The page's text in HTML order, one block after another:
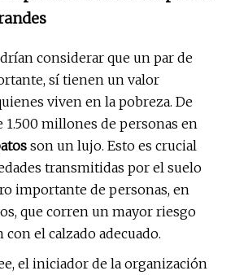
considerar que un par de
sí tienen un valor
viven en la pobreza. De
1.500 millones de personas en
son un lujo. Esto es crucial
transmitidas por el suelo
importante de personas, en
que corren un mayor riesgo
el calzado adecuado.
el iniciador de la organización